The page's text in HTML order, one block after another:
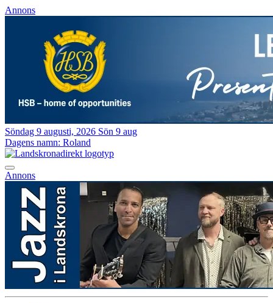
Annons
Söndag 9 augusti, 2026 Sön 9 aug
Dagens namn: Roland
Annons